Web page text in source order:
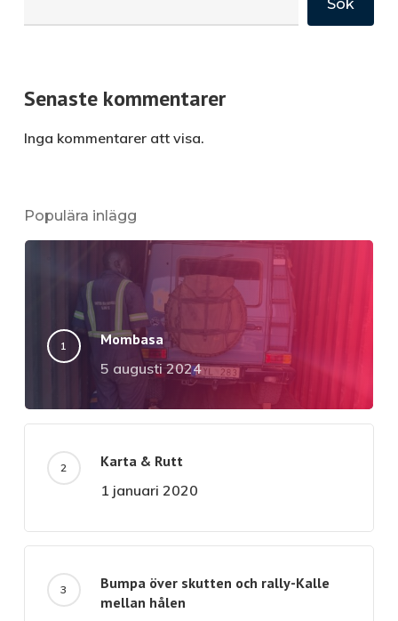
Sök
Senaste kommentarer
Inga kommentarer att visa.
Populära inlägg
Mombasa
5 augusti 2024
Karta & Rutt
1 januari 2020
Bumpa över skutten och rally-Kalle
mellan hålen